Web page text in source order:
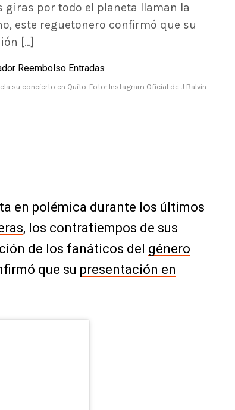
por todo el planeta llaman la
este reguetonero confirmó que su
[…]
su concierto en Quito. Foto: Instagram Oficial de J Balvin.
en polémica durante los últimos
, los contratiempos de sus
de los fanáticos del género
que su presentación en